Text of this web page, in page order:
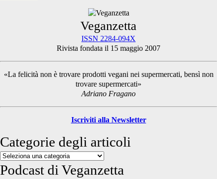
Sidebar
Veganzetta
ISSN 2284-094X
Rivista fondata il 15 maggio 2007
«La felicità non è trovare prodotti vegani nei supermercati, bensì non
trovare supermercati»
Adriano Fragano
Iscriviti alla Newsletter
Categorie degli articoli
Categorie
degli
articoli
Podcast di Veganzetta